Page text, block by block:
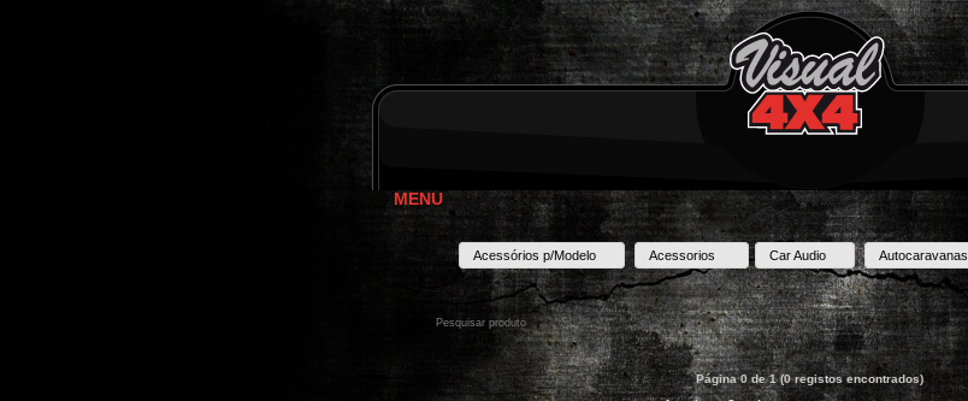
MENU
Acessórios p/Modelo Acessorios Car Audio Autocaravanas
Página 0 de 1 (0 registos encontrados)